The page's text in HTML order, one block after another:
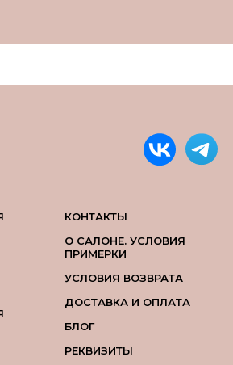
КОНТАКТЫ
О САЛОНЕ. УСЛОВИЯ
ПРИМЕРКИ
УСЛОВИЯ ВОЗВРАТА
ДОСТАВКА И ОПЛАТА
БЛОГ
РЕКВИЗИТЫ